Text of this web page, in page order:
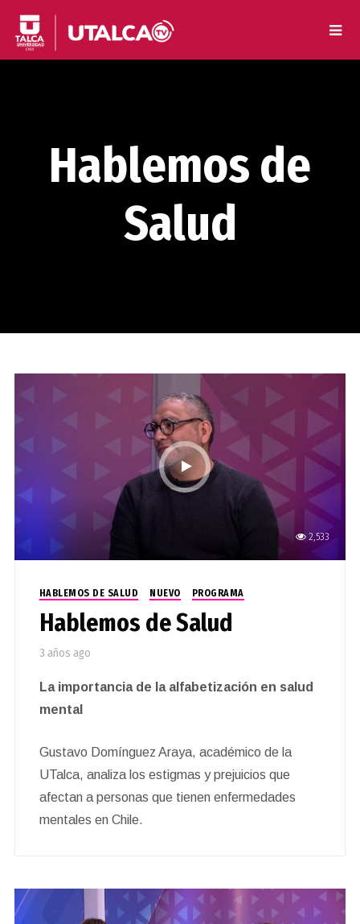
Hablemos de
Salud
2,533
HABLEMOS DE SALUD NUEVO PROGRAMA
Hablemos de Salud
3 años ago
La importancia de la alfabetización en salud
mental
Gustavo Domínguez Araya, académico de la
UTalca, analiza los estigmas y prejuicios que
afectan a personas que tienen enfermedades
mentales en Chile.